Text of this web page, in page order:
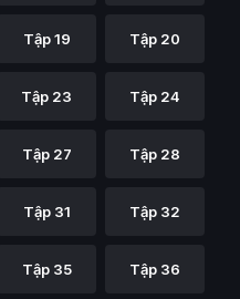
Tập 19 Tập 20
Tập 23 Tập 24
Tập 27 Tập 28
Tập 31 Tập 32
Tập 35 Tập 36